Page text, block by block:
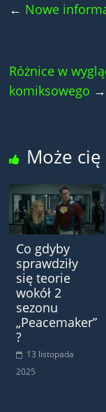
← Nowe
Różnice w
komiksowego →
Może
Co gdyby
sprawdziły
się teorie
wokół 2
sezonu
„Peacemaker”
?
13 listopada
2025